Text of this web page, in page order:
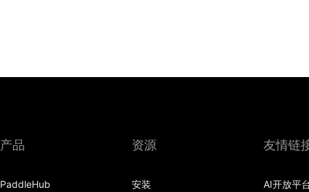
产品
PaddleHub
资源
安装
友情链
AI开放平